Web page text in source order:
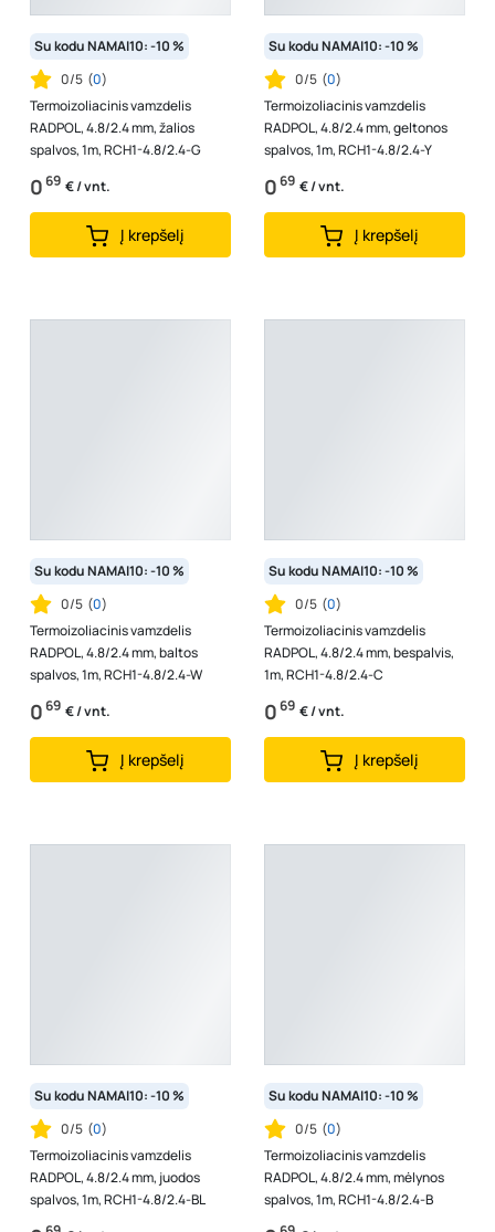
Su kodu NAMAI10: -10 %
0/5 (0)
Termoizoliacinis vamzdelis
RADPOL, 4.8/2.4 mm, žalios
spalvos, 1m, RCH1-4.8/2.4-G
069 € / vnt.
Į krepšelį
Su kodu NAMAI10: -10 %
0/5 (0)
Termoizoliacinis vamzdelis
RADPOL, 4.8/2.4 mm, geltonos
spalvos, 1m, RCH1-4.8/2.4-Y
069 € / vnt.
Į krepšelį
Su kodu NAMAI10: -10 %
0/5 (0)
Termoizoliacinis vamzdelis
RADPOL, 4.8/2.4 mm, baltos
spalvos, 1m, RCH1-4.8/2.4-W
069 € / vnt.
Į krepšelį
Su kodu NAMAI10: -10 %
0/5 (0)
Termoizoliacinis vamzdelis
RADPOL, 4.8/2.4 mm, bespalvis,
1m, RCH1-4.8/2.4-C
069 € / vnt.
Į krepšelį
Su kodu NAMAI10: -10 %
0/5 (0)
Termoizoliacinis vamzdelis
RADPOL, 4.8/2.4 mm, juodos
spalvos, 1m, RCH1-4.8/2.4-BL
Su kodu NAMAI10: -10 %
0/5 (0)
Termoizoliacinis vamzdelis
RADPOL, 4.8/2.4 mm, mėlynos
spalvos, 1m, RCH1-4.8/2.4-B